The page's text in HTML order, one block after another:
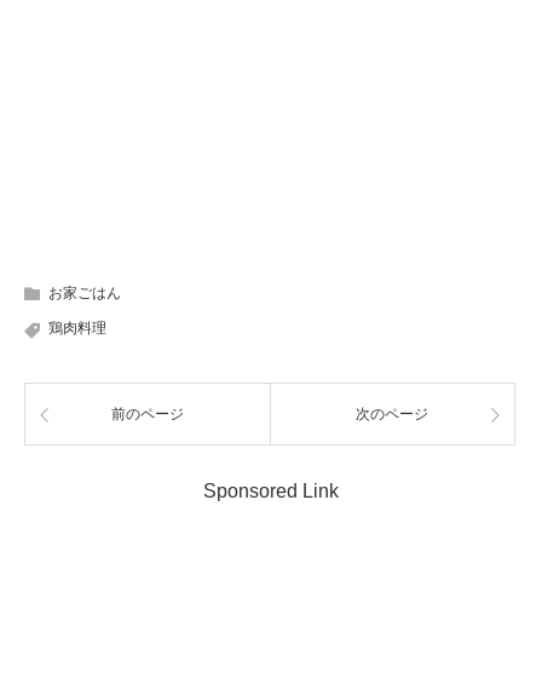
お家ごはん
鶏肉料理
前のページ 次のページ
Sponsored Link